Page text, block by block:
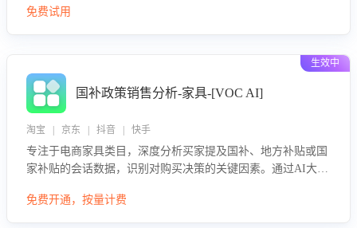
免费试用
生效中
国补政策销售分析-家具-[VOC AI]
淘宝 | 京东 | 抖音 | 快手
专注于电商家具类目，深度分析买家提及国补、地方补贴或国
家补贴的会话数据，识别对购买决策的关键因素。通过AI大模
略，助力商家利用国补政策提升GMV。
免费开通，按量计费